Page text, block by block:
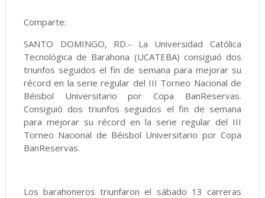
Comparte:
SANTO DOMINGO, RD.- La Universidad Católica
Tecnológica de Barahona (UCATEBA) consiguió dos
triunfos seguidos el fin de semana para mejorar su
récord en la serie regular del III Torneo Nacional de
Béisbol Universitario por Copa BanReservas.
Consiguió dos triunfos seguidos el fin de semana
para mejorar su récord en la serie regular del III
Torneo Nacional de Béisbol Universitario por Copa
BanReservas.
Los barahoneros triunfaron el sábado 13 carreras